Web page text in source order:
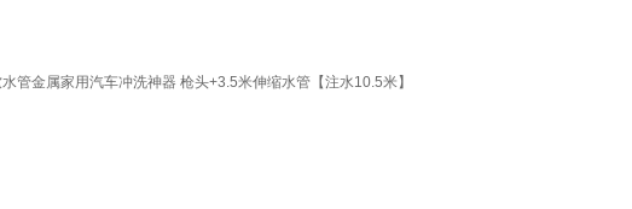
管金属家用汽车冲洗神器 枪头+3.5米伸缩水管【注水10.5米】